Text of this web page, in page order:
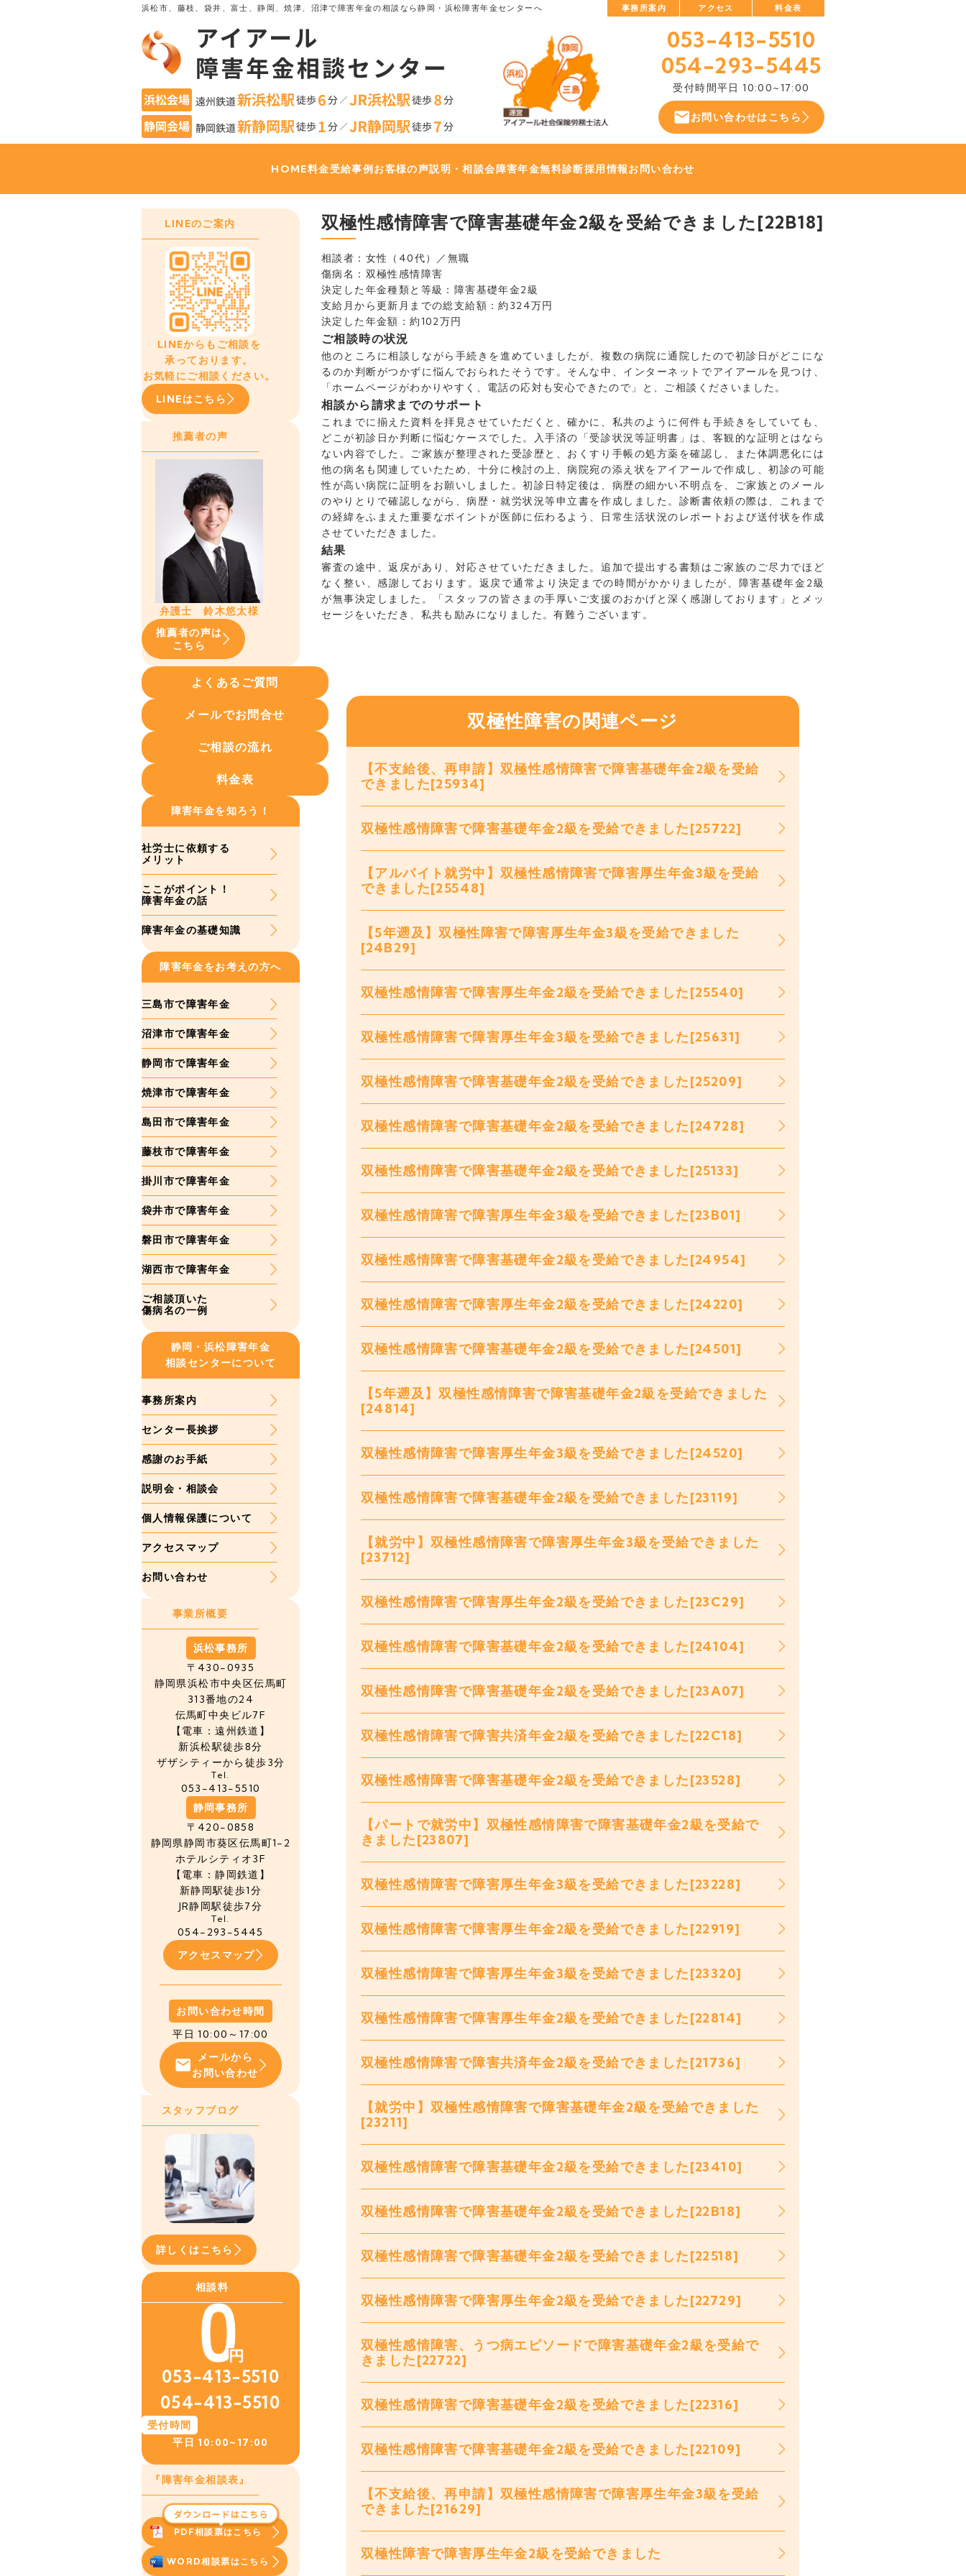
浜松市、藤枝、袋井、富士、静岡、焼津、沼津で障害年金の相談なら静岡・浜松障害年金センターへ 事務所案内 アクセス 料金表
053-413-5510
054-293-5445
受付時間平日 10:00~17:00
お問い合わせはこちら
HOME料金受給事例お客様の声説明・相談会障害年金無料診断採用情報お問い合わせ
双極性感情障害で障害基礎年金2級を受給できました[22B18]
相談者：女性（40代）／無職
傷病名：双極性感情障害
決定した年金種類と等級：障害基礎年金2級
支給月から更新月までの総支給額：約324万円
決定した年金額：約102万円
ご相談時の状況
他のところに相談しながら手続きを進めていましたが、複数の病院に通院したので初診日がどこにな
るのか判断がつかずに悩んでおられたそうです。そんな中、インターネットでアイアールを見つけ、
「ホームページがわかりやすく、電話の応対も安心できたので」と、ご相談くださいました。
相談から請求までのサポート
これまでに揃えた資料を拝見させていただくと、確かに、私共のように何件も手続きをしていても、
どこが初診日か判断に悩むケースでした。入手済の「受診状況等証明書」は、客観的な証明とはなら
ない内容でした。ご家族が整理された受診歴と、おくすり手帳の処方薬を確認し、また体調悪化には
他の病名も関連していたため、十分に検討の上、病院宛の添え状をアイアールで作成し、初診の可能
性が高い病院に証明をお願いしました。初診日特定後は、病歴の細かい不明点を、ご家族とのメール
のやりとりで確認しながら、病歴・就労状況等申立書を作成しました。診断書依頼の際は、これまで
の経緯をふまえた重要なポイントが医師に伝わるよう、日常生活状況のレポートおよび送付状を作成
させていただきました。
結果
審査の途中、返戻があり、対応させていただきました。追加で提出する書類はご家族のご尽力でほど
なく整い、感謝しております。返戻で通常より決定までの時間がかかりましたが、障害基礎年金2級
が無事決定しました。「スタッフの皆さまの手厚いご支援のおかげと深く感謝しております」とメッ
セージをいただき、私共も励みになりました。有難うございます。
双極性障害の関連ページ
【不支給後、再申請】双極性感情障害で障害基礎年金2級を受給
できました[25934]
双極性感情障害で障害基礎年金2級を受給できました[25722]
【アルバイト就労中】双極性感情障害で障害厚生年金3級を受給
できました[25548]
【5年遡及】双極性障害で障害厚生年金3級を受給できました
[24B29]
双極性感情障害で障害厚生年金2級を受給できました[25540]
双極性感情障害で障害厚生年金3級を受給できました[25631]
双極性感情障害で障害基礎年金2級を受給できました[25209]
双極性感情障害で障害基礎年金2級を受給できました[24728]
双極性感情障害で障害基礎年金2級を受給できました[25133]
双極性感情障害で障害厚生年金3級を受給できました[23B01]
双極性感情障害で障害基礎年金2級を受給できました[24954]
双極性感情障害で障害厚生年金2級を受給できました[24220]
双極性感情障害で障害基礎年金2級を受給できました[24501]
【5年遡及】双極性感情障害で障害基礎年金2級を受給できました
[24814]
双極性感情障害で障害厚生年金3級を受給できました[24520]
双極性感情障害で障害基礎年金2級を受給できました[23119]
【就労中】双極性感情障害で障害厚生年金3級を受給できました
[23712]
双極性感情障害で障害厚生年金2級を受給できました[23C29]
双極性感情障害で障害基礎年金2級を受給できました[24104]
双極性感情障害で障害基礎年金2級を受給できました[23A07]
双極性感情障害で障害共済年金2級を受給できました[22C18]
双極性感情障害で障害基礎年金2級を受給できました[23528]
【パートで就労中】双極性感情障害で障害基礎年金2級を受給で
きました[23807]
双極性感情障害で障害厚生年金3級を受給できました[23228]
双極性感情障害で障害厚生年金2級を受給できました[22919]
双極性感情障害で障害厚生年金3級を受給できました[23320]
双極性感情障害で障害厚生年金2級を受給できました[22814]
双極性感情障害で障害共済年金2級を受給できました[21736]
【就労中】双極性感情障害で障害基礎年金2級を受給できました
[23211]
双極性感情障害で障害基礎年金2級を受給できました[23410]
双極性感情障害で障害基礎年金2級を受給できました[22B18]
双極性感情障害で障害基礎年金2級を受給できました[22518]
双極性感情障害で障害厚生年金2級を受給できました[22729]
双極性感情障害、うつ病エピソードで障害基礎年金2級を受給で
きました[22722]
双極性感情障害で障害基礎年金2級を受給できました[22316]
双極性感情障害で障害基礎年金2級を受給できました[22109]
【不支給後、再申請】双極性感情障害で障害厚生年金3級を受給
できました[21629]
双極性障害で障害厚生年金2級を受給できました
LINEのご案内
LINEからもご相談を
承っております。
お気軽にご相談ください。
LINEはこちら
推薦者の声
弁護士 鈴木悠太様
推薦者の声は
こちら
よくあるご質問
メールでお問合せ
ご相談の流れ
料金表
障害年金を知ろう！
社労士に依頼する
メリット
ここがポイント！
障害年金の話
障害年金の基礎知識
障害年金をお考えの方へ
三島市で障害年金
沼津市で障害年金
静岡市で障害年金
焼津市で障害年金
島田市で障害年金
藤枝市で障害年金
掛川市で障害年金
袋井市で障害年金
磐田市で障害年金
湖西市で障害年金
ご相談頂いた
傷病名の一例
静岡・浜松障害年金
相談センターについて
事務所案内
センター長挨拶
感謝のお手紙
説明会・相談会
個人情報保護について
アクセスマップ
お問い合わせ
事業所概要
浜松事務所
〒430-0935
静岡県浜松市中央区伝馬町
313番地の24
伝馬町中央ビル7F
【電車：遠州鉄道】
新浜松駅徒歩8分
ザザシティーから徒歩3分
Tel.
053-413-5510
静岡事務所
〒420-0858
静岡県静岡市葵区伝馬町1-2
ホテルシティオ3F
【電車：静岡鉄道】
新静岡駅徒歩1分
JR静岡駅徒歩7分
Tel.
054-293-5445
アクセスマップ
お問い合わせ時間
平日 10:00～17:00
メールから
お問い合わせ
スタッフブログ
詳しくはこちら
相談料
053-413-5510
054-413-5510
受付時間
平日 10:00~17:00
『障害年金相談表』
PDF相談票はこちら
WORD相談票はこちら